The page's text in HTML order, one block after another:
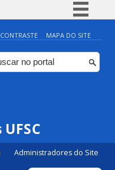
Simplifique!
Comunica BR
Participe
Canais
MAPA DO SITE
Administradores do Site